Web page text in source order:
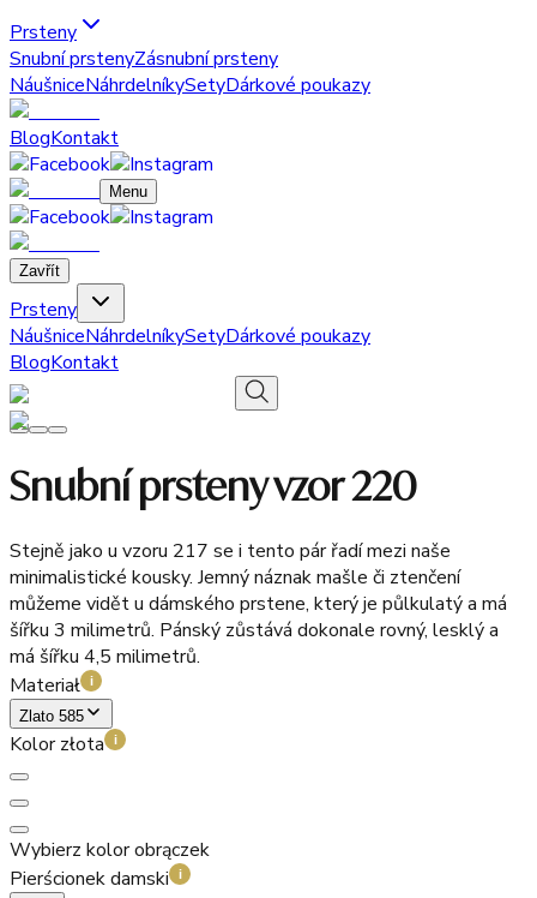
Prsteny
Snubní prstenyZásnubní prsteny
NáušniceNáhrdelníkySetyDárkové poukazy
BlogKontakt
Menu
Zavřít
Prsteny
NáušniceNáhrdelníkySetyDárkové poukazy
BlogKontakt
Snubní prsteny vzor 220
Stejně jako u vzoru 217 se i tento pár řadí mezi naše
minimalistické kousky. Jemný náznak mašle či ztenčení
můžeme vidět u dámského prstene, který je půlkulatý a má
šířku 3 milimetrů. Pánský zůstává dokonale rovný, lesklý a
má šířku 4,5 milimetrů.
Materiał
i
Zlato 585
Kolor złota i
Wybierz kolor obrączek
Pierścionek damski
i